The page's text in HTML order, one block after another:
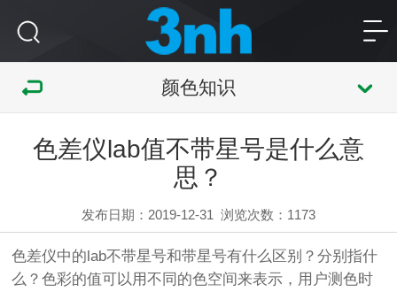
颜色知识
色差仪lab值不带星号是什么意
思？
发布日期：2019-12-31 浏览次数： 1173
色差仪中的lab不带星号和带星号有什么区别？分别指什
么？色彩的值可以用不同的色空间来表示，用户测色时